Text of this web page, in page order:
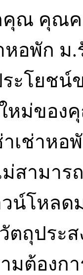
คุณ คุณ
หอพัก ม
ระโยช
หม่ของ
เช่าหอ
สามาร
น์โหล
ตถุประ
ามต้อง